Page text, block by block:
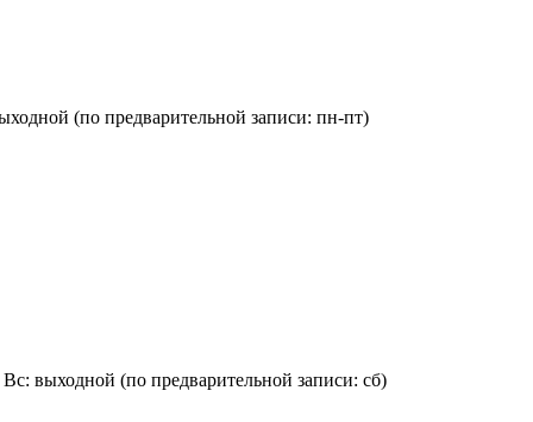
(по предварительной записи: пн-пт)
выходной (по предварительной записи: сб)